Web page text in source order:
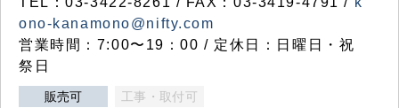
ono-kanamono@nifty.com
営業時間：7:00〜19：00 / 定休日：日曜日・祝
祭日
販売可 工事・取付可